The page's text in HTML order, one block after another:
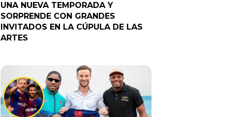
UNA NUEVA TEMPORADA Y
SORPRENDE CON GRANDES
INVITADOS EN LA CÚPULA DE LAS
ARTES